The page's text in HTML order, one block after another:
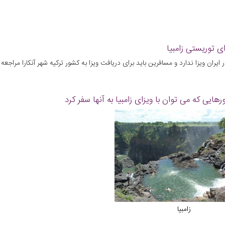
توریستی زامبیا
ویزا ندارد و مسافرین باید برای دریافت ویزا به کشور ترکیه شهر آنکارا
که می توان با ویزای زامبیا به آنها سفر کرد
زامبیا